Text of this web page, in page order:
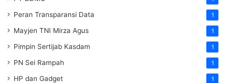
Peran Transparansi Data 1
Mayjen TNI Mirza Agus 1
Pimpin Sertijab Kasdam 1
PN Sei Rampah 1
HP dan Gadget 1